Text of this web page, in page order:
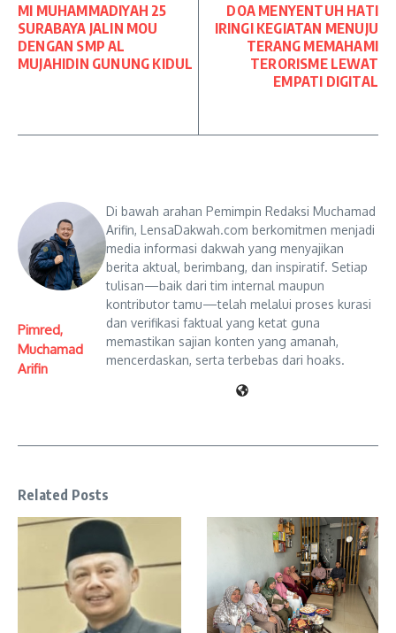
MI MUHAMMADIYAH 25
SURABAYA JALIN MOU
DENGAN SMP AL
MUJAHIDIN GUNUNG KIDUL
DOA MENYENTUH HATI
IRINGI KEGIATAN MENUJU
TERANG MEMAHAMI
TERORISME LEWAT
EMPATI DIGITAL
Pimred,
Muchamad
Arifin
Di bawah arahan Pemimpin Redaksi Muchamad
Arifin, LensaDakwah.com berkomitmen menjadi
media informasi dakwah yang menyajikan
berita aktual, berimbang, dan inspiratif. Setiap
tulisan—baik dari tim internal maupun
kontributor tamu—telah melalui proses kurasi
dan verifikasi faktual yang ketat guna
memastikan sajian konten yang amanah,
mencerdaskan, serta terbebas dari hoaks.
Related Posts